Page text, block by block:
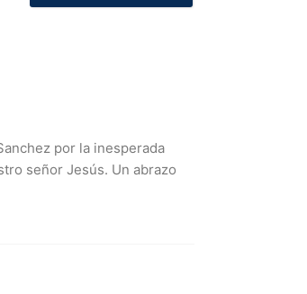
por la inesperada
señor Jesús. Un abrazo